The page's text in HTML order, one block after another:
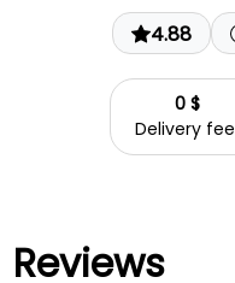
4.88
0 $
Delivery fee
Reviews